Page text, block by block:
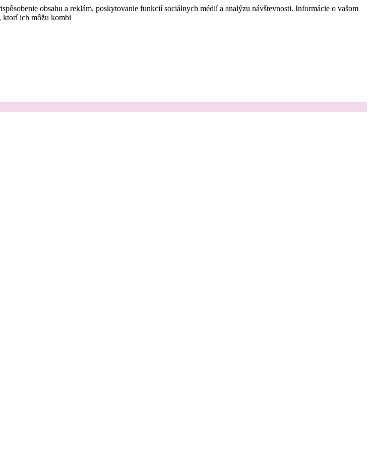
obsahu a reklám, poskytovanie funkcií sociálnych médií a analýzu návštevnosti. Informácie o vašom
ktorí ich môžu kombi